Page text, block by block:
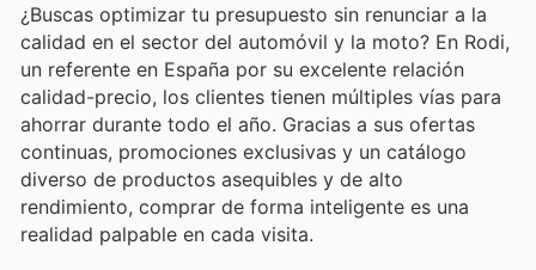
¿Buscas optimizar tu presupuesto sin renunciar a la
calidad en el sector del automóvil y la moto? En Rodi,
un referente en España por su excelente relación
calidad-precio, los clientes tienen múltiples vías para
ahorrar durante todo el año. Gracias a sus ofertas
continuas, promociones exclusivas y un catálogo
diverso de productos asequibles y de alto
rendimiento, comprar de forma inteligente es una
realidad palpable en cada visita.